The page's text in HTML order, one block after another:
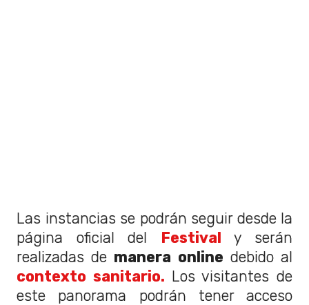
Las instancias se podrán seguir desde la
página oficial del Festival
y serán
realizadas de manera online debido al
contexto sanitario. Los visitantes de
este panorama podrán tener acceso